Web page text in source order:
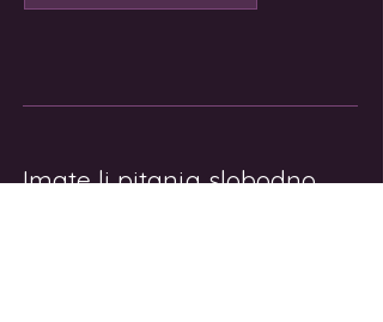
Imate li pitanja slobodno